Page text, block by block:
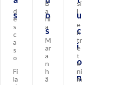
s
d
e
s
c
a
s
o
Fi
la
o
s
B
a
hi
a
M
ar
a
n
h
ã
u
c
i
o
n
si
l
e
n
tr
e
t
e
ni
m